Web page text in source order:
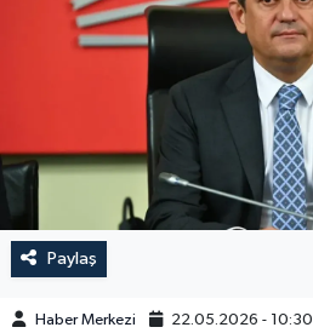
Paylaş
Haber Merkezi 22.05.2026 - 10:30